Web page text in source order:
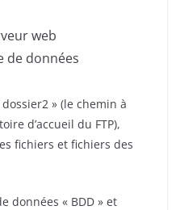
web
de données
» (le chemin à
d’accueil du FTP),
fichiers et fichiers des
données « BDD » et